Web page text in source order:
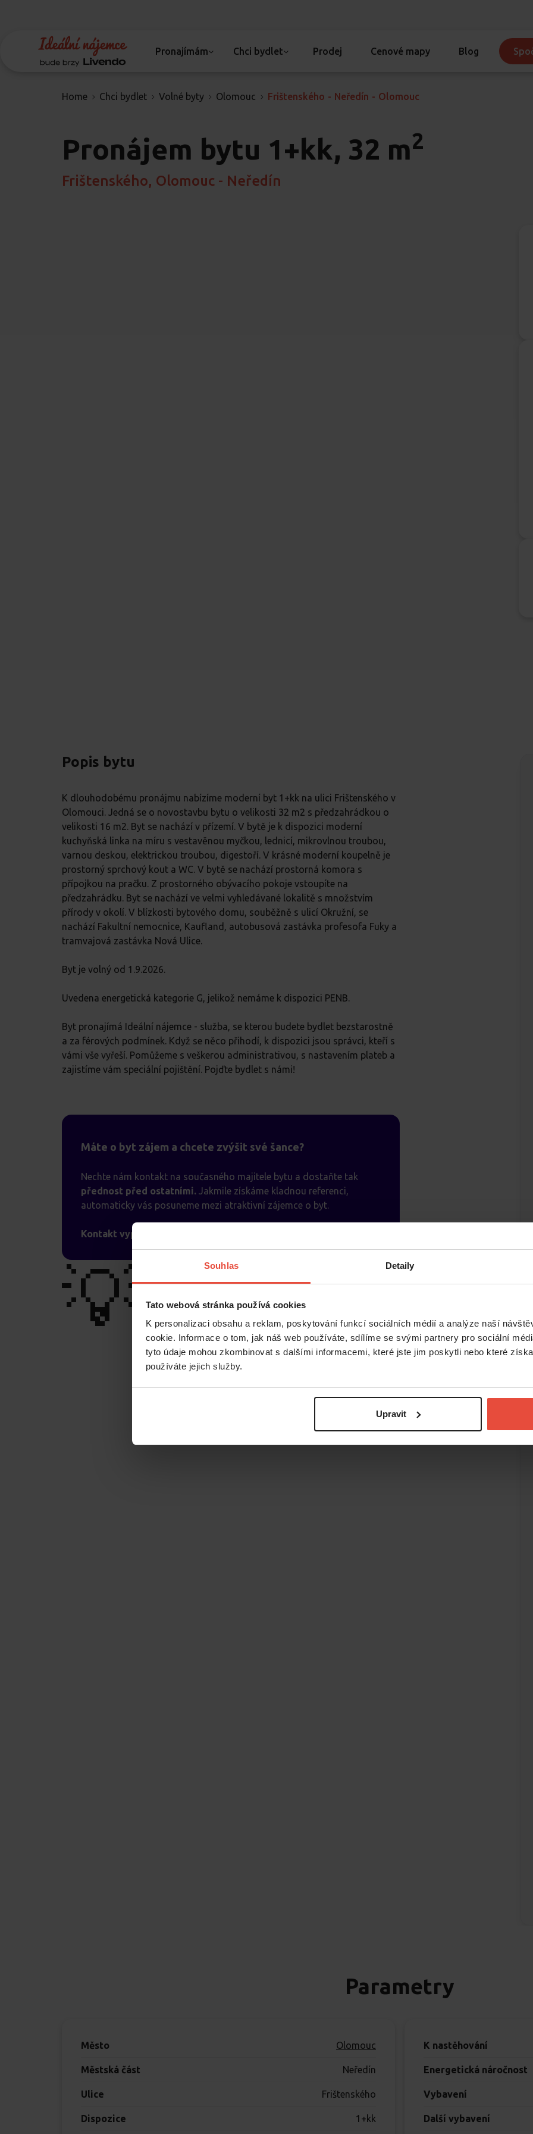
Souhlas Detaily
Tato webová stránka používá cookies
K personalizaci obsahu a reklam, poskytování funkcí sociálních médií a analýze naší
cookie. Informace o tom, jak náš web používáte, sdílíme se svými partnery pro sociální
tyto údaje mohou zkombinovat s dalšími informacemi, které jste jim poskytli nebo které
používáte jejich služby.
Upravit
Pronajímám Chci bydlet Prodej Cenové mapy Blog
Home Chci bydlet Volné byty Olomouc Frištenského - Neředín - Olomouc
Pronájem bytu 1+kk, 32 m2
Frištenského, Olomouc - Neředín
Popis bytu
K dlouhodobému pronájmu nabízíme moderní byt 1+kk na ulici Frištenského v
Olomouci. Jedná se o novostavbu bytu o velikosti 32 m2 s předzahrádkou o
velikosti 16 m2. Byt se nachází v přízemí. V bytě je k dispozici moderní
kuchyňská linka na míru s vestavěnou myčkou, lednicí, mikrovlnou troubou,
varnou deskou, elektrickou troubou, digestoří. V krásné moderní koupelně je
prostorný sprchový kout a WC. V bytě se nachází prostorná komora s
přípojkou na pračku. Z prostorného obývacího pokoje vstoupíte na
předzahrádku. Byt se nachází ve velmi vyhledávané lokalitě s množstvím
přírody v okolí. V blízkosti bytového domu, souběžně s ulicí Okružní, se
nachází Fakultní nemocnice, Kaufland, autobusová zastávka profesofa Fuky a
tramvajová zastávka Nová Ulice.
Byt je volný od 1.9.2026.
Uvedena energetická kategorie G, jelikož nemáme k dispozici PENB.
Byt pronajímá Ideální nájemce - služba, se kterou budete bydlet bezstarostně
a za férových podmínek. Když se něco přihodí, k dispozici jsou správci, kteří s
vámi vše vyřeší. Pomůžeme s veškerou administrativou, s nastavením plateb a
zajistíme vám speciální pojištění. Pojďte bydlet s námi!
Máte o byt zájem a chcete zvýšit své šance?
Nechte nám kontakt na současného majitele bytu a dostaňte tak
přednost před ostatními. Jakmile získáme kladnou referenci,
automaticky vás posuneme mezi atraktivní zájemce o byt.
Kontakt vyplníte v poptávkovém formuláři.
💡
Parametry
Město Olomouc
Městská část Neředín
Ulice Frištenského
Dispozice 1+kk
K nastěhování
Energetická náročnost
Vybavení
Další vybavení